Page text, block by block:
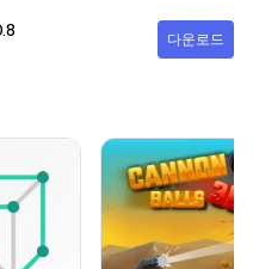
다운로드